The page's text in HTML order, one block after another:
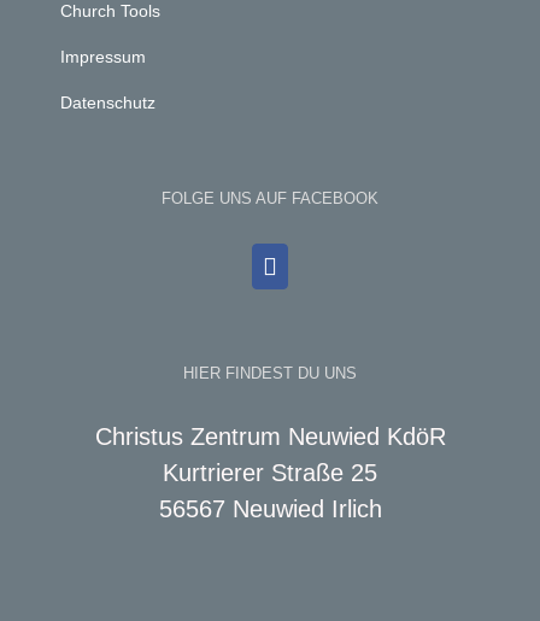
Church Tools
Impressum
Datenschutz
FOLGE UNS AUF FACEBOOK
HIER FINDEST DU UNS
Christus Zentrum Neuwied KdöR
Kurtrierer Straße 25
56567 Neuwied Irlich